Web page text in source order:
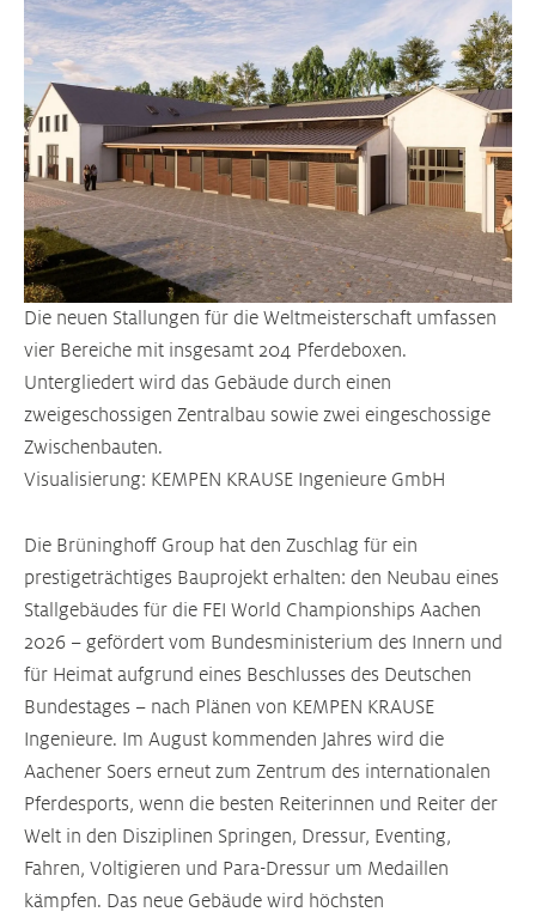
Die neuen Stallungen für die Weltmeisterschaft umfassen
vier Bereiche mit insgesamt 204 Pferdeboxen.
Untergliedert wird das Gebäude durch einen
zweigeschossigen Zentralbau sowie zwei eingeschossige
Zwischenbauten.
Visualisierung: KEMPEN KRAUSE Ingenieure GmbH
Die Brüninghoff Group hat den Zuschlag für ein
prestigeträchtiges Bauprojekt erhalten: den Neubau eines
Stallgebäudes für die FEI World Championships Aachen
2026 – gefördert vom Bundesministerium des Innern und
für Heimat aufgrund eines Beschlusses des Deutschen
Bundestages – nach Plänen von KEMPEN KRAUSE
Ingenieure. Im August kommenden Jahres wird die
Aachener Soers erneut zum Zentrum des internationalen
Pferdesports, wenn die besten Reiterinnen und Reiter der
Welt in den Disziplinen Springen, Dressur, Eventing,
Fahren, Voltigieren und Para-Dressur um Medaillen
kämpfen. Das neue Gebäude wird höchsten